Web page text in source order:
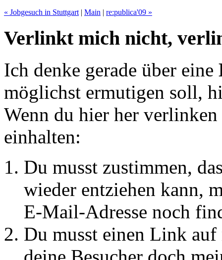
« Jobgesuch in Stuttgart | Main | re:publica'09 »
Verlinkt mich nicht,
Ich denke gerade über eine
möglichst ermutigen soll,
Wenn du hier her
einhalten:
Du musst zustimmen,
wieder entziehen kann,
E-Mail-Adresse noch
Du musst einen Link auf